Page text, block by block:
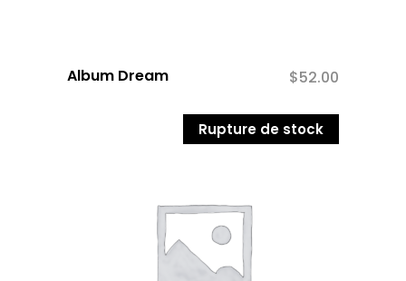
Album Dream $52.00
Rupture de stock